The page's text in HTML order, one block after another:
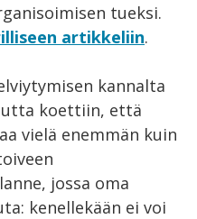
tueksi.
artikkeliin.
kannalta
koettiin, että
vielä enemmän kuin
jossa oma
kenellekään ei voi